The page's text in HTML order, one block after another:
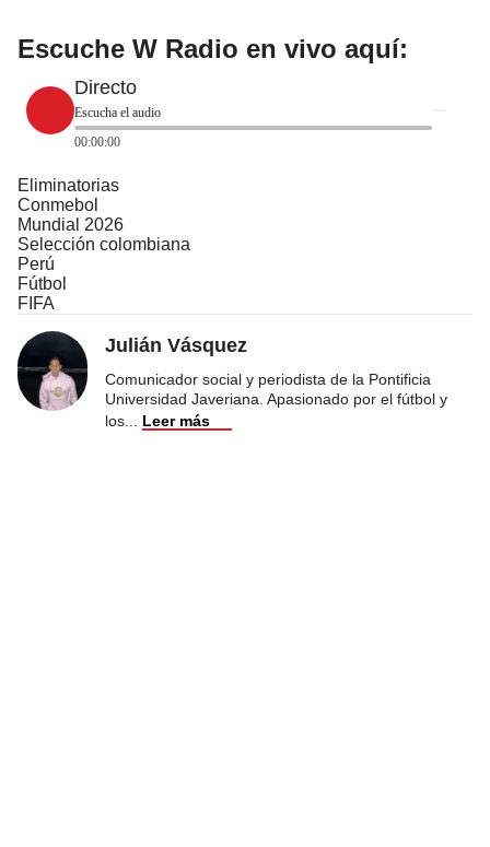
Escuche W Radio en vivo aquí:
Directo
Escucha el audio
00:00:00
Eliminatorias
Conmebol
Mundial 2026
Selección colombiana
Perú
Fútbol
FIFA
Julián Vásquez
Comunicador social y periodista de la Pontificia
Universidad Javeriana. Apasionado por el fútbol y
los
Leer más